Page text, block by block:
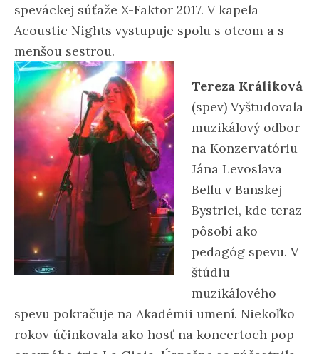
speváckej súťaže X-Faktor 2017. V kapela
Acoustic Nights vystupuje spolu s otcom a s
menšou sestrou.
Tereza Králiková
(spev) Vyštudovala
muzikálový odbor
na Konzervatóriu
Jána Levoslava
Bellu v Banskej
Bystrici, kde teraz
pôsobí ako
pedagóg spevu. V
štúdiu
muzikálového
spevu pokračuje na Akadémii umení. Niekoľko
rokov účinkovala ako hosť na koncertoch pop-